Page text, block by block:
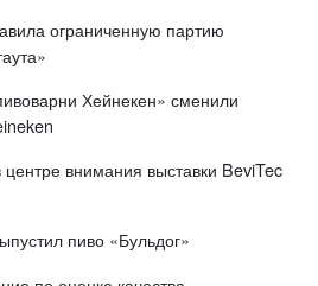
ограниченную партию
Хейнекен» сменили
внимания выставки BeviTec
пиво «Бульдог»